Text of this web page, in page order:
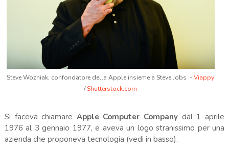
Steve Wozniak, confondatore della Apple insieme a Steve Jobs -Viappy
/Shutterstock.com
Si faceva chiamare Apple Computer Company dal 1 aprile
1976 al 3 gennaio 1977, e aveva un logo stranissimo per una
azienda che proponeva tecnologia (vedi in basso).